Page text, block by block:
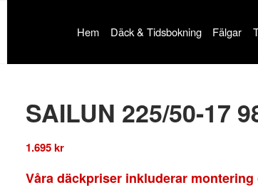
Hem Däck & Tidsbokning Fälgar
SAILUN 225/50-17
1.695kr
Våra däckpriser inkluderar